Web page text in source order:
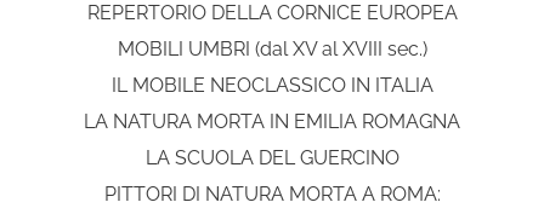
REPERTORIO DELLA CORNICE EUROPEA
MOBILI UMBRI (dal XV al XVIII sec.)
IL MOBILE NEOCLASSICO IN ITALIA
LA NATURA MORTA IN EMILIA ROMAGNA
LA SCUOLA DEL GUERCINO
PITTORI DI NATURA MORTA A ROMA: